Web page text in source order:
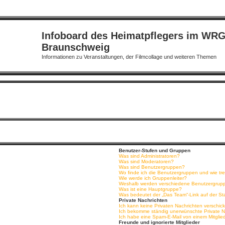
Infoboard des Heimatpflegers im WRG
Braunschweig
Informationen zu Veranstaltungen, der Filmcollage und weiteren Themen
Benutzer-Stufen und Gruppen
Was sind Administratoren?
Was sind Moderatoren?
Was sind Benutzergruppen?
Wo finde ich die Benutzergruppen und wie
Wie werde ich Gruppenleiter?
Weshalb werden verschiedene
Was ist eine Hauptgruppe?
Was bedeutet der „Das Team“-Link auf der
Private Nachrichten
Ich kann keine Privaten Nachrichten
Ich bekomme ständig unerwünschte Private
Ich habe eine Spam-E-Mail von einem
Freunde und ignorierte Mitglieder